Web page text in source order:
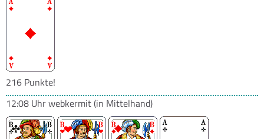
216 Punkte!
12:08 Uhrwebkermit(in Mittelhand)